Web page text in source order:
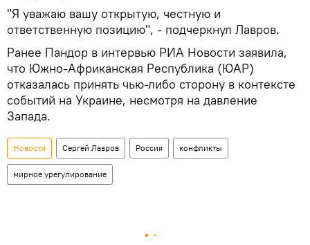
"Я уважаю вашу открытую, честную и
ответственную позицию", - подчеркнул Лавров.
Ранее Пандор в интервью РИА Новости заявила,
что Южно-Африканская Республика (ЮАР)
отказалась принять чью-либо сторону в контексте
событий на Украине, несмотря на давление
Запада.
Новости Сергей Лавров Россия конфликты
мирное урегулирование